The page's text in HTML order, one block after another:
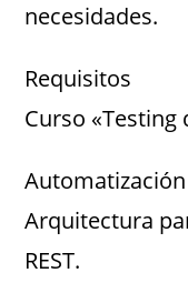
necesidades.
Requisitos
Curso «Testing
Automatización
Arquitectura
REST.